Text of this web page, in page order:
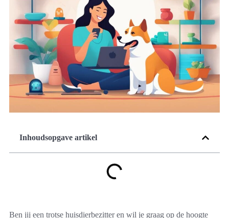
Inhoudsopgave artikel
Ben jij een trotse huisdierbezitter en wil je graag op de hoogte